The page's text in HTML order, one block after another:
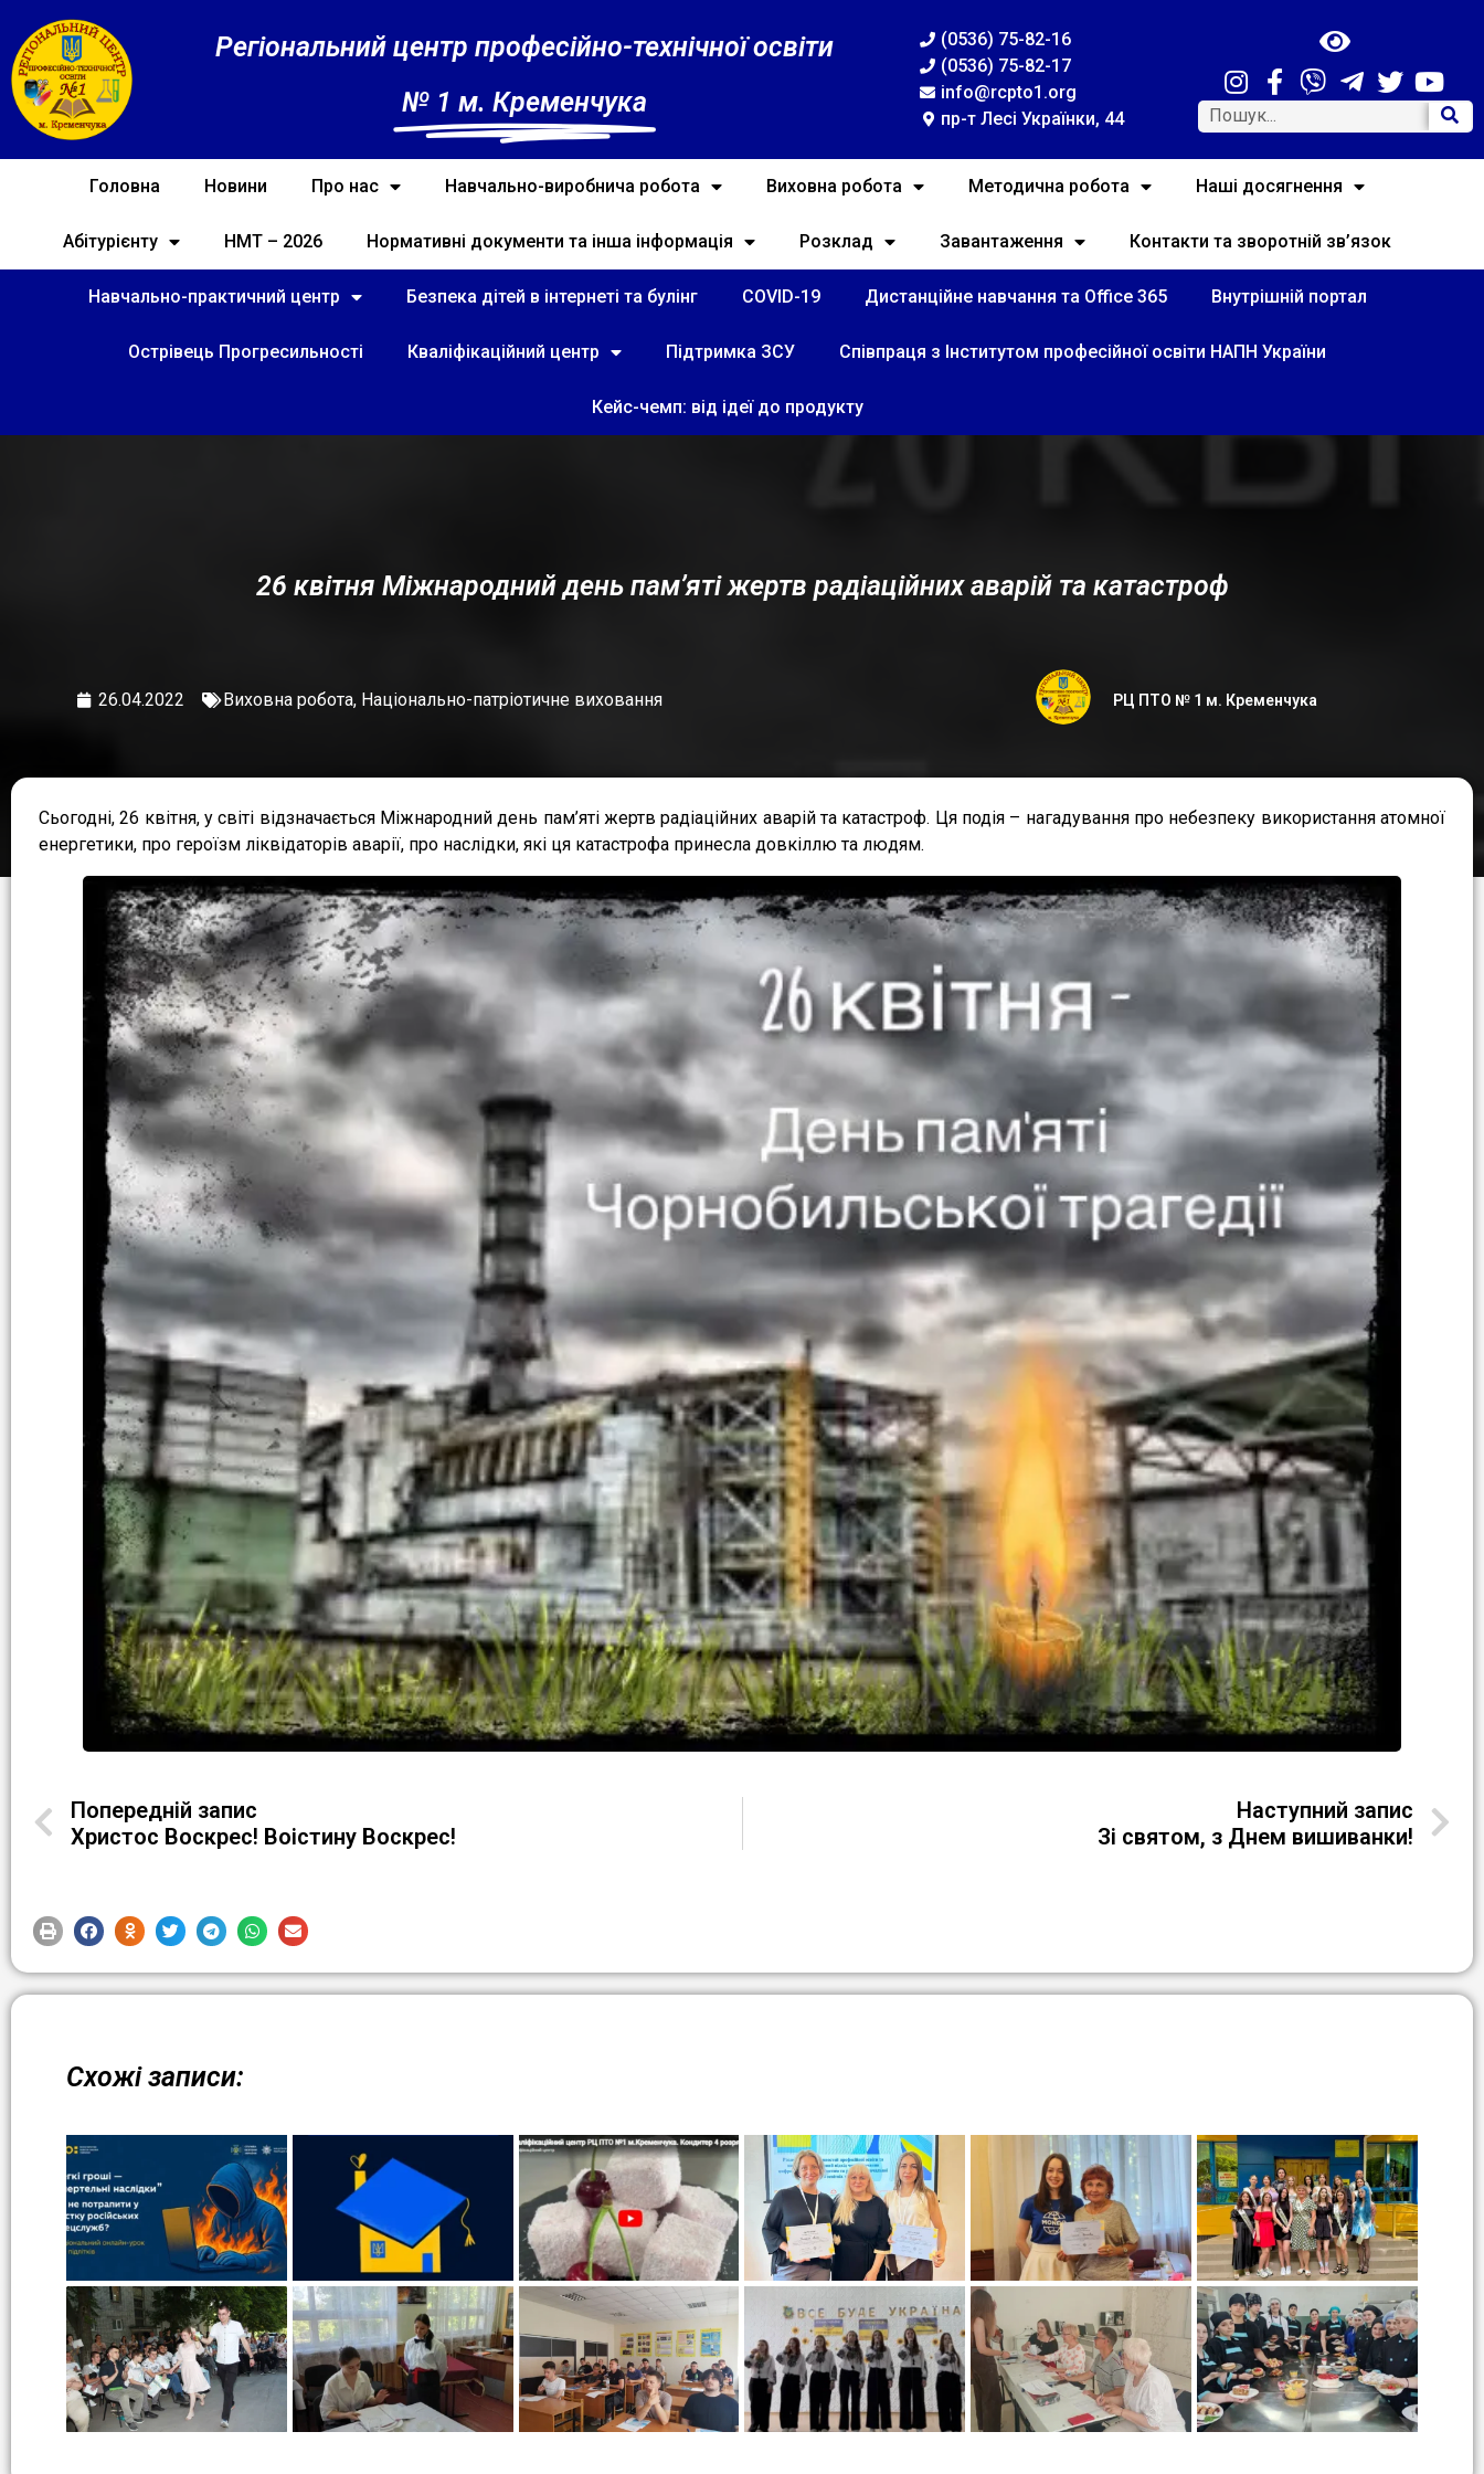
Регіональний центр професійно-технічної освіти
№ 1 м. Кременчука
(0536) 75-82-16
(0536) 75-82-17
info@rcpto1.org
пр-т Лесі Українки, 44
Головна Новини Про нас Навчально-виробнича робота Виховна робота Методична робота Наші досягнення
Абітурієнту НМТ – 2026 Нормативні документи та інша інформація Розклад Завантаження Контакти та зворотній зв’язок
Навчально-практичний центр Безпека дітей в інтернеті та булінг COVID-19 Дистанційне навчання та Office 365 Внутрішній портал
Острівець Прогресильності Кваліфікаційний центр Підтримка ЗСУ Співпраця з Інститутом професійної освіти НАПН України
Кейс-чемп: від ідеї до продукту
26 квітня Міжнародний день пам’яті жертв радіаційних аварій та катастроф
26.04.2022 Виховна робота, Національно-патріотичне виховання РЦ ПТО № 1 м. Кременчука
Сьогодні, 26 квітня, у світі відзначається Міжнародний день пам’яті жертв радіаційних аварій та катастроф. Ця подія – нагадування про небезпеку використання атомної
енергетики, про героїзм ліквідаторів аварії, про наслідки, які ця катастрофа принесла довкіллю та людям.
Попередній запис
Христос Воскрес! Воістину Воскрес!
Наступний запис
Зі святом, з Днем вишиванки!
Схожі записи: